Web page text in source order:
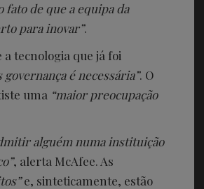
fato de que a equipa da
para inovar”.
tecnologia que já foi
é necessária”. O
uma “maior preocupação
alguém numa instituição
, alerta McAfee. As
e, sinteticamente, estão